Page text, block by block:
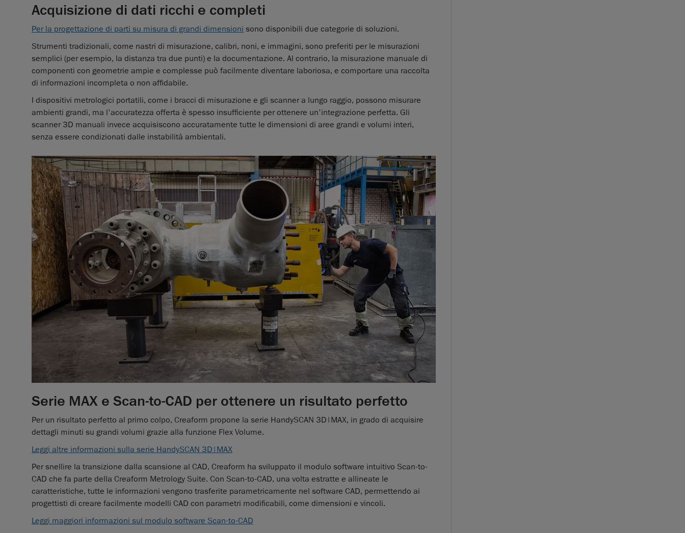
Acquisizione di dati ricchi e completi
Per la progettazione di parti su misura di grandi dimensioni sono disponibili due categorie di soluzioni.
Strumenti tradizionali, come nastri di misurazione, calibri, noni, e immagini, sono preferiti per le misurazioni
semplici (per esempio, la distanza tra due punti) e la documentazione. Al contrario, la misurazione manuale di
componenti con geometrie ampie e complesse può facilmente diventare laboriosa, e comportare una raccolta
di informazioni incompleta o non affidabile.
I dispositivi metrologici portatili, come i bracci di misurazione e gli scanner a lungo raggio, possono misurare
ambienti grandi, ma l'accuratezza offerta è spesso insufficiente per ottenere un'integrazione perfetta. Gli
scanner 3D manuali invece acquisiscono accuratamente tutte le dimensioni di aree grandi e volumi interi,
senza essere condizionati dalle instabilità ambientali.
Serie MAX e Scan-to-CAD per ottenere un risultato perfetto
Per un risultato perfetto al primo colpo, Creaform propone la serie HandySCAN 3D|MAX, in grado di acquisire
dettagli minuti su grandi volumi grazie alla funzione Flex Volume.
Leggi altre informazioni sulla serie HandySCAN 3D|MAX
Per snellire la transizione dalla scansione al CAD, Creaform ha sviluppato il modulo software intuitivo Scan-to-
CAD che fa parte della Creaform Metrology Suite. Con Scan-to-CAD, una volta estratte e allineate le
caratteristiche, tutte le informazioni vengono trasferite parametricamente nel software CAD, permettendo ai
progettisti di creare facilmente modelli CAD con parametri modificabili, come dimensioni e vincoli.
Leggi maggiori informazioni sul modulo software Scan-to-CAD